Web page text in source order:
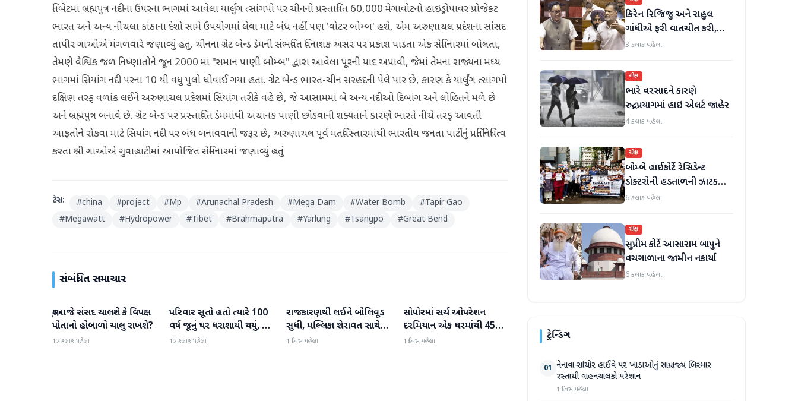
તિબેટમાં બ્રહ્મપુત્ર નદીના ઉપરના ભાગમાં આવેલા યાર્લુંગ ત્સાંગપો પર ચીનનો પ્રસ્તાવિત 60,000 મેગાવોટનો હાઇડ્રોપાવર પ્રોજેક્ટ
ભારત અને અન્ય નીચલા કાંઠાના દેશો સામે ઉપયોગમાં લેવા માટે બંધ નહીં પણ 'વોટર બોમ્બ' હશે, એમ અરુણાચલ પ્રદેશના સાંસદ
તાપીર ગાઓએ મંગળવારે જણાવ્યું હતું. ચીનના ગ્રેટ બેન્ડ ડેમની સંભવિત વિનાશક અસર પર પ્રકાશ પાડતા એક સેમિનારમાં બોલતા,
તેમણે વૈશ્વિક જળ નિષ્ણાતોને જૂન 2000 માં "સમાન પાણી બોમ્બ" દ્વારા આવેલા પૂરની યાદ અપાવી, જેમાં તેમના રાજ્યના મધ્ય
ભાગમાં સિયાંગ નદી પરના 10 થી વધુ પુલો ધોવાઈ ગયા હતા. ગ્રેટ બેન્ડ ભારત-ચીન સરહદની પેલે પાર છે, કારણ કે યાર્લુંગ ત્સાંગપો
દક્ષિણ તરફ વળાંક લઈને અરુણાચલ પ્રદેશમાં સિયાંગ તરીકે વહે છે, જે આસામમાં બે અન્ય નદીઓ દિબાંગ અને લોહિતને મળે છે
અને બ્રહ્મપુત્ર બનાવે છે. ગ્રેટ બેન્ડ પર પ્રસ્તાવિત ડેમમાંથી અચાનક પાણી છોડવાની શક્યતાને કારણે ભારતે નીચે તરફ આવતી
આફતોને રોકવા માટે સિયાંગ નદી પર બંધ બનાવવાની જરૂર છે, અરુણાચલ પૂર્વ મતવિસ્તારમાંથી ભારતીય જનતા પાર્ટીનું પ્રતિનિધિત્વ
કરતા શ્રી ગાઓએ ગુવાહાટીમાં આયોજિત સેમિનારમાં જણાવ્યું હતું
ટેગ્સ: #china #project #Mp #Arunachal Pradesh #Mega Dam #Water Bomb #Tapir Gao
#Megawatt #Hydropower #Tibet #Brahmaputra #Yarlung #Tsangpo #Great Bend
સંબંધિત સમાચાર
રાષ્ટ્રીય
શું આજે સંસદ ચાલશે કે વિપક્ષ
પોતાનો હોબાળો ચાલુ રાખશે?
12 કલાક પહેલા
રાષ્ટ્રીય
પરિવાર સૂતો હતો ત્યારે 100
વર્ષ જૂનું ઘર ધરાશાયી થયું, છ
લોકોના મોત
12 કલાક પહેલા
રાષ્ટ્રીય
રાજકારણથી લઈને બોલિવૂડ
સુધી, મલ્લિકા શેરાવત સાથે
જોવા મળ્યા તેજ પ્રતાપ યાદવ
1 દિવસ પહેલા
રાષ્ટ્રીય
સોપોરમાં સર્ચ ઓપરેશન
દરમિયાન એક ઘરમાંથી 45
ગોળા મળી આવ્યા
1 દિવસ પહેલા
કિરેન રિજિજુ અને રાહુલ
ગાંધીએ ફરી વાતચીત કરી,
મહિલા અનામત અને સીમાંકન
3 કલાક પહેલા
રાષ્ટ્રીય
ભારે વરસાદને કારણે
રુદ્રપ્રયાગમાં હાઇ એલર્ટ જાહેર
4 કલાક પહેલા
રાષ્ટ્રીય
બોમ્બે હાઈકોર્ટે રેસિડેન્ટ
ડોક્ટરોની હડતાળની ઝાટકણી
કાઢી, 'જો કામ ન હોય તો પગાર
6 કલાક પહેલા
રાષ્ટ્રીય
સુપ્રીમ કોર્ટે આસારામ બાપુને
વચગાળાના જામીન નકાર્યા
6 કલાક પહેલા
ટ્રેન્ડિંગ
01 નેનાવા-સાંચોર હાઈવે પર ખાડાઓનું સામ્રાજ્ય બિસ્માર
રસ્તાથી વાહનચાલકો પરેશાન
1 દિવસ પહેલા